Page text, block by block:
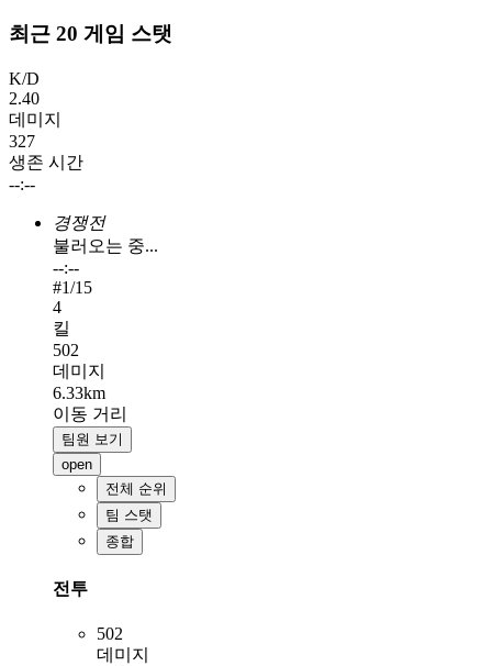
최근 20 게임 스탯
K/D
2.40
데미지
327
생존 시간
--:--
경쟁전
불러오는 중...
--:--
#1/15
4
킬
502
데미지
6.33km
이동 거리
팀원 보기
open
전체 순위
팀 스탯
종합
전투
502
데미지